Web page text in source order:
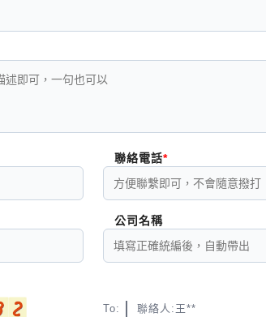
聯絡電話
公司名稱
To:
聯絡人:王**